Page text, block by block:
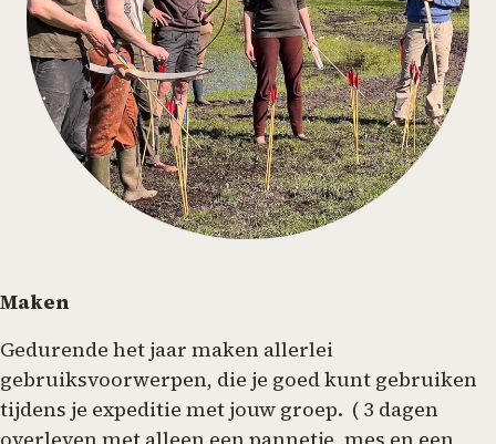
Maken
Gedurende het jaar maken allerlei
gebruiksvoorwerpen, die je goed kunt gebruiken
tijdens je expeditie met jouw groep. ( 3 dagen